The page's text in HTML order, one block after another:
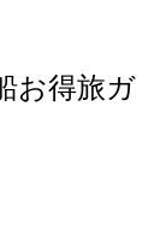
お得旅ガ